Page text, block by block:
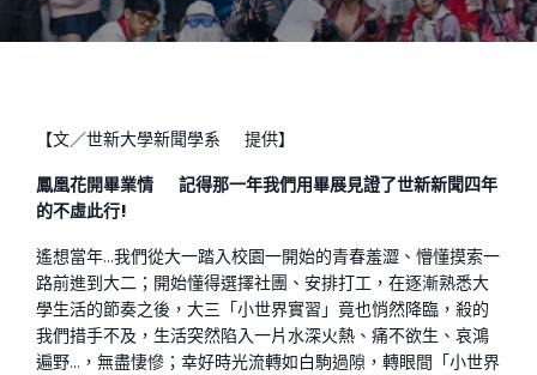
【文／世新大學新聞學系 提供】
鳳凰花開畢業情
記得那一年我們用畢展見證了世新新聞四年
的不虛此行!
遙想當年…我們從大一踏入校園一開始的青春羞澀、懵懂摸索一
路前進到大二；開始懂得選擇社團、安排打工，在逐漸熟悉大
學生活的節奏之後，大三「小世界實習」竟也悄然降臨，殺的
我們措手不及，生活突然陷入一片水深火熱、痛不欲生、哀鴻
遍野…，無盡悽慘；幸好時光流轉如白駒過隙，轉眼間「小世界